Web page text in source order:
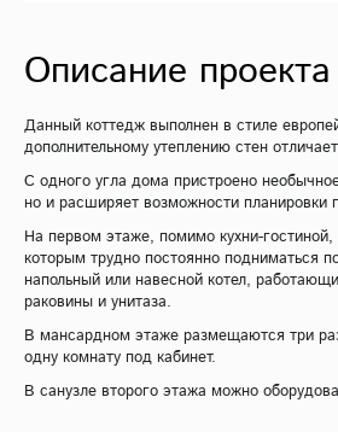
Описание проекта
Данный коттедж выполнен в стиле
дополнительному утеплению стен
С одного угла дома пристроено
но и расширяет возможности планировки
На первом этаже, помимо кухни-
которым трудно постоянно подниматься
напольный или навесной котел,
раковины и унитаза.
В мансардном этаже размещаются три
одну комнату под кабинет.
В санузле второго этажа можно